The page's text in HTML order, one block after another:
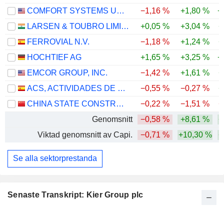
Senaste Transkript: Kier Group plc
COMFORT SYSTEMS USA, INC.
−1,16 % +1,80 %
LARSEN & TOUBRO LIMITED
+0,05 % +3,04 %
FERROVIAL N.V.
−1,18 % +1,24 %
HOCHTIEF AG
+1,65 % +3,25 %
EMCOR GROUP, INC.
−1,42 % +1,61 %
ACS, ACTIVIDADES DE CONSTRUCCIÓN Y SERVICIOS, S.A.
−0,55 % −0,27 %
CHINA STATE CONSTRUCTION ENGINEERING CORPORATION LIMITED
−0,22 % −1,51 %
Genomsnitt
−0,58 % +8,61 %
Viktad genomsnitt av Capi.
−0,71 % +10,30 %
Se alla sektorprestanda